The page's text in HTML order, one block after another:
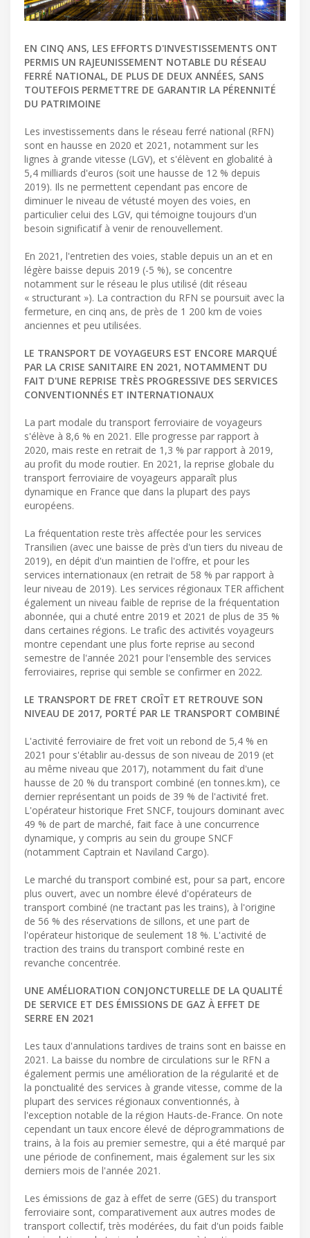
EN CINQ ANS, LES EFFORTS D'INVESTISSEMENTS ONT
PERMIS UN RAJEUNISSEMENT NOTABLE DU RÉSEAU
FERRÉ NATIONAL, DE PLUS DE DEUX ANNÉES, SANS
TOUTEFOIS PERMETTRE DE GARANTIR LA PÉRENNITÉ
DU PATRIMOINE
Les investissements dans le réseau ferré national (RFN)
sont en hausse en 2020 et 2021, notamment sur les
lignes à grande vitesse (LGV), et s'élèvent en globalité à
5,4 milliards d'euros (soit une hausse de 12 % depuis
2019). Ils ne permettent cependant pas encore de
diminuer le niveau de vétusté moyen des voies, en
particulier celui des LGV, qui témoigne toujours d'un
besoin significatif à venir de renouvellement.
En 2021, l'entretien des voies, stable depuis un an et en
légère baisse depuis 2019 (-5 %), se concentre
notamment sur le réseau le plus utilisé (dit réseau
« structurant »). La contraction du RFN se poursuit avec la
fermeture, en cinq ans, de près de 1 200 km de voies
anciennes et peu utilisées.
LE TRANSPORT DE VOYAGEURS EST ENCORE MARQUÉ
PAR LA CRISE SANITAIRE EN 2021, NOTAMMENT DU
FAIT D'UNE REPRISE TRÈS PROGRESSIVE DES SERVICES
CONVENTIONNÉS ET INTERNATIONAUX
La part modale du transport ferroviaire de voyageurs
s'élève à 8,6 % en 2021. Elle progresse par rapport à
2020, mais reste en retrait de 1,3 % par rapport à 2019,
au profit du mode routier. En 2021, la reprise globale du
transport ferroviaire de voyageurs apparaît plus
dynamique en France que dans la plupart des pays
européens.
La fréquentation reste très affectée pour les services
Transilien (avec une baisse de près d'un tiers du niveau de
2019), en dépit d'un maintien de l'offre, et pour les
services internationaux (en retrait de 58 % par rapport à
leur niveau de 2019). Les services régionaux TER affichent
également un niveau faible de reprise de la fréquentation
abonnée, qui a chuté entre 2019 et 2021 de plus de 35 %
dans certaines régions. Le trafic des activités voyageurs
montre cependant une plus forte reprise au second
semestre de l'année 2021 pour l'ensemble des services
ferroviaires, reprise qui semble se confirmer en 2022.
LE TRANSPORT DE FRET CROÎT ET RETROUVE SON
NIVEAU DE 2017, PORTÉ PAR LE TRANSPORT COMBINÉ
L'activité ferroviaire de fret voit un rebond de 5,4 % en
2021 pour s'établir au-dessus de son niveau de 2019 (et
au même niveau que 2017), notamment du fait d'une
hausse de 20 % du transport combiné (en tonnes.km), ce
dernier représentant un poids de 39 % de l'activité fret.
L'opérateur historique Fret SNCF, toujours dominant avec
49 % de part de marché, fait face à une concurrence
dynamique, y compris au sein du groupe SNCF
(notamment Captrain et Naviland Cargo).
Le marché du transport combiné est, pour sa part, encore
plus ouvert, avec un nombre élevé d'opérateurs de
transport combiné (ne tractant pas les trains), à l'origine
de 56 % des réservations de sillons, et une part de
l'opérateur historique de seulement 18 %. L'activité de
traction des trains du transport combiné reste en
revanche concentrée.
UNE AMÉLIORATION CONJONCTURELLE DE LA QUALITÉ
DE SERVICE ET DES ÉMISSIONS DE GAZ À EFFET DE
SERRE EN 2021
Les taux d'annulations tardives de trains sont en baisse en
2021. La baisse du nombre de circulations sur le RFN a
également permis une amélioration de la régularité et de
la ponctualité des services à grande vitesse, comme de la
plupart des services régionaux conventionnés, à
l'exception notable de la région Hauts-de-France. On note
cependant un taux encore élevé de déprogrammations de
trains, à la fois au premier semestre, qui a été marqué par
une période de confinement, mais également sur les six
derniers mois de l'année 2021.
Les émissions de gaz à effet de serre (GES) du transport
ferroviaire sont, comparativement aux autres modes de
transport collectif, très modérées, du fait d'un poids faible